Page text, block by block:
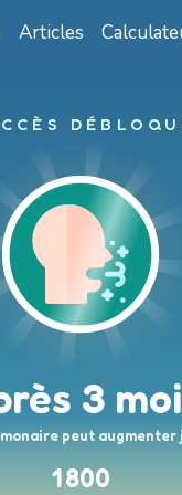
Articles
3
peut augmenter
1 800